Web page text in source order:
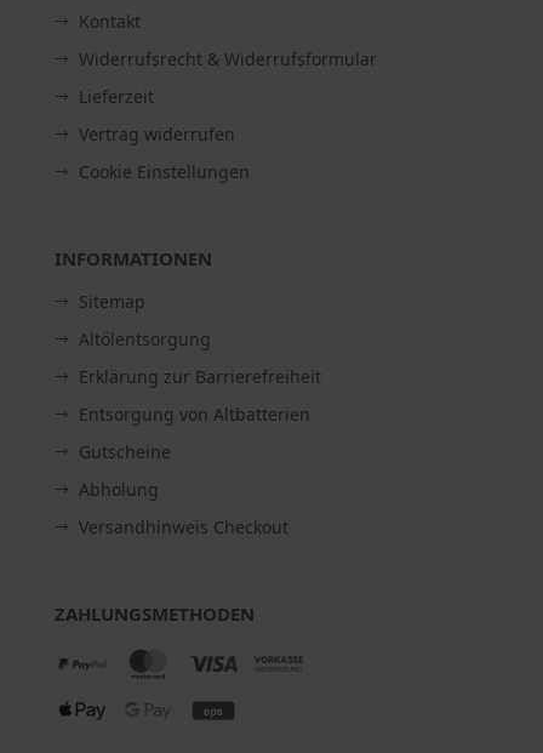
Kontakt
Widerrufsrecht & Widerrufsformular
Lieferzeit
Vertrag widerrufen
Cookie Einstellungen
INFORMATIONEN
Sitemap
Altölentsorgung
Erklärung zur Barrierefreiheit
Entsorgung von Altbatterien
Gutscheine
Abholung
Versandhinweis Checkout
ZAHLUNGSMETHODEN